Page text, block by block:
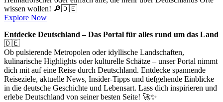
wissen wollen! 🔎🇩🇪
Explore Now
Entdecke Deutschland – Das Portal für alles rund um das Land
🇩🇪
Ob pulsierende Metropolen oder idyllische Landschaften,
kulinarische Highlights oder kulturelle Schätze – unser Portal nimmt
dich mit auf eine Reise durch Deutschland. Entdecke spannende
Reiseziele, aktuelle News, Insider-Tipps und tiefgehende Einblicke
in die deutsche Geschichte und Lebensart. Lass dich inspirieren und
erlebe Deutschland von seiner besten Seite! 🚀✨